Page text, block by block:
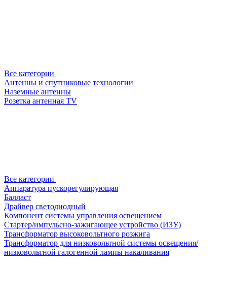
Все категории
Антенны и спутниковые технологии
Наземные антенны
Розетка антенная TV
Все категории
Аппаратура пускорегулирующая
Балласт
Драйвер светодиодный
Компонент системы управления освещением
Стартер/импульсно-зажигающее устройство (ИЗУ)
Трансформатор высоковольтного розжига
Трансформатор для низковольтной системы освещения/
низковольтной галогенной лампы накаливания